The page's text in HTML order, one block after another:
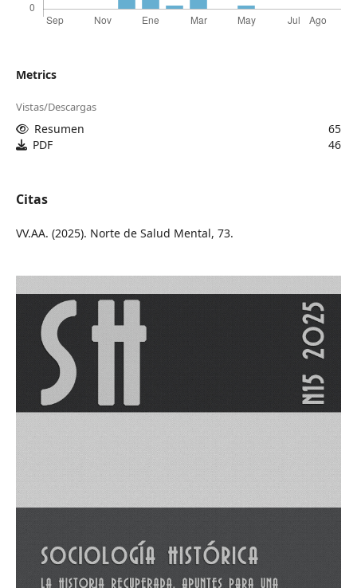
Metrics
Vistas/Descargas
Resumen
65
PDF
46
Citas
VV.AA. (2025). Norte de Salud Mental, 73.